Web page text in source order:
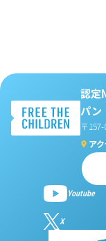
認定
パン
〒
ア
Youtube
X